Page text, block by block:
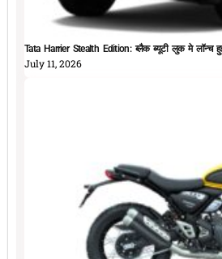
Tata Harrier Stealth Edition: ब्लैक ब्यूटी लुक मे
July 11, 2026